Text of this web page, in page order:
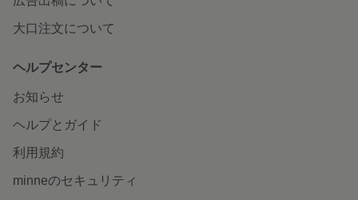
大口注文について
ヘルプセンター
お知らせ
ヘルプとガイド
利用規約
minneのセキュリティ